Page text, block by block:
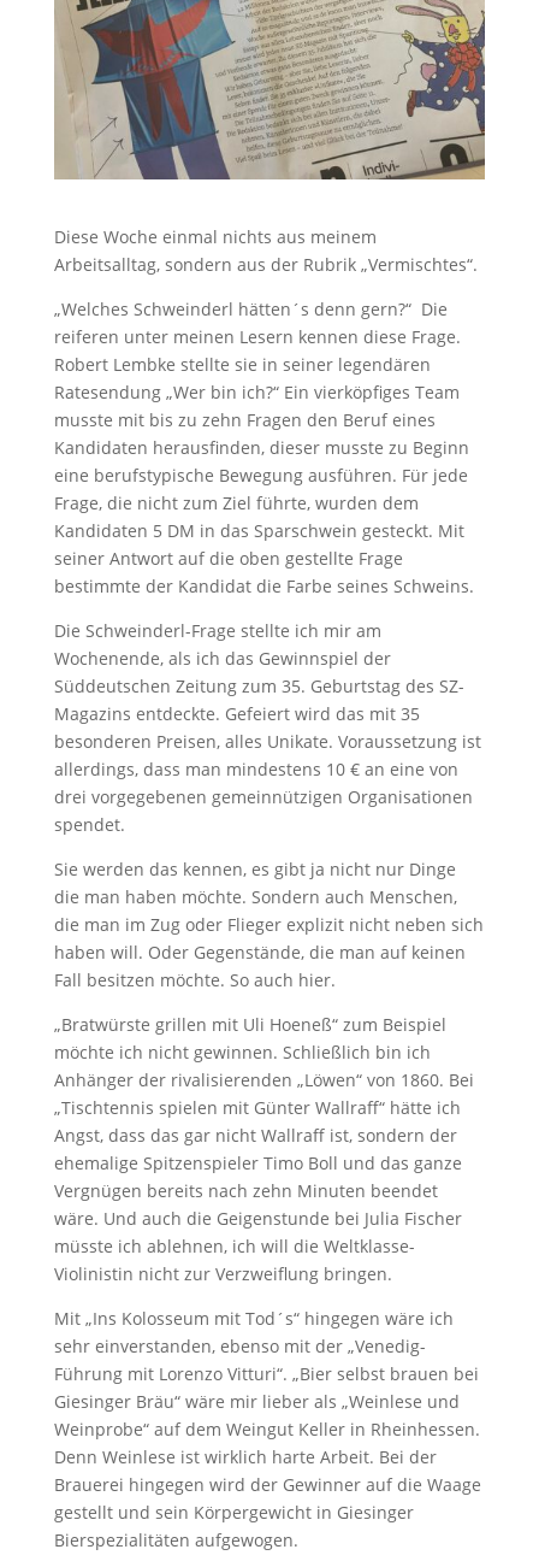
Diese Woche einmal nichts aus meinem
Arbeitsalltag, sondern aus der Rubrik „Vermischtes“.
„Welches Schweinderl hätten´s denn gern?“ Die
reiferen unter meinen Lesern kennen diese Frage.
Robert Lembke stellte sie in seiner legendären
Ratesendung „Wer bin ich?“ Ein vierköpfiges Team
musste mit bis zu zehn Fragen den Beruf eines
Kandidaten herausfinden, dieser musste zu Beginn
eine berufstypische Bewegung ausführen. Für jede
Frage, die nicht zum Ziel führte, wurden dem
Kandidaten 5 DM in das Sparschwein gesteckt. Mit
seiner Antwort auf die oben gestellte Frage
bestimmte der Kandidat die Farbe seines Schweins.
Die Schweinderl-Frage stellte ich mir am
Wochenende, als ich das Gewinnspiel der
Süddeutschen Zeitung zum 35. Geburtstag des SZ-
Magazins entdeckte. Gefeiert wird das mit 35
besonderen Preisen, alles Unikate. Voraussetzung ist
allerdings, dass man mindestens 10 € an eine von
drei vorgegebenen gemeinnützigen Organisationen
spendet.
Sie werden das kennen, es gibt ja nicht nur Dinge
die man haben möchte. Sondern auch Menschen,
die man im Zug oder Flieger explizit nicht neben sich
haben will. Oder Gegenstände, die man auf keinen
Fall besitzen möchte. So auch hier.
„Bratwürste grillen mit Uli Hoeneß“ zum Beispiel
möchte ich nicht gewinnen. Schließlich bin ich
Anhänger der rivalisierenden „Löwen“ von 1860. Bei
„Tischtennis spielen mit Günter Wallraff“ hätte ich
Angst, dass das gar nicht Wallraff ist, sondern der
ehemalige Spitzenspieler Timo Boll und das ganze
Vergnügen bereits nach zehn Minuten beendet
wäre. Und auch die Geigenstunde bei Julia Fischer
müsste ich ablehnen, ich will die Weltklasse-
Violinistin nicht zur Verzweiflung bringen.
Mit „Ins Kolosseum mit Tod´s“ hingegen wäre ich
sehr einverstanden, ebenso mit der „Venedig-
Führung mit Lorenzo Vitturi“. „Bier selbst brauen bei
Giesinger Bräu“ wäre mir lieber als „Weinlese und
Weinprobe“ auf dem Weingut Keller in Rheinhessen.
Denn Weinlese ist wirklich harte Arbeit. Bei der
Brauerei hingegen wird der Gewinner auf die Waage
gestellt und sein Körpergewicht in Giesinger
Bierspezialitäten aufgewogen.